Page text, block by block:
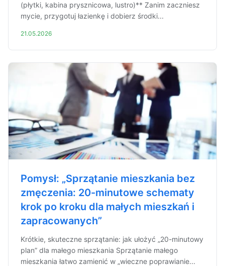
(płytki, kabina prysznicowa, lustro)** Zanim zaczniesz
mycie, przygotuj łazienkę i dobierz środki...
21.05.2026
Pomysł: „Sprzątanie mieszkania bez
zmęczenia: 20-minutowe schematy
krok po kroku dla małych mieszkań i
zapracowanych”
Krótkie, skuteczne sprzątanie: jak ułożyć „20-minutowy
plan” dla małego mieszkania Sprzątanie małego
mieszkania łatwo zamienić w „wieczne poprawianie...